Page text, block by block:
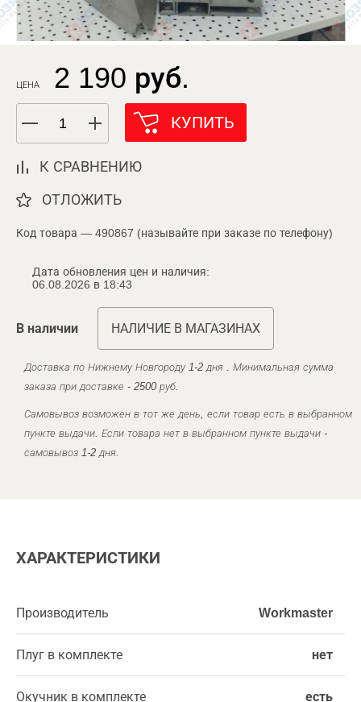
ЦЕНА 2 190 руб.
КУПИТЬ
К СРАВНЕНИЮ
ОТЛОЖИТЬ
Код товара — 490867 (называйте при заказе по телефону)
Дата обновления цен и наличия:
06.08.2026 в 18:43
В наличии НАЛИЧИЕ В МАГАЗИНАХ
Доставка по Нижнему Новгороду 1-2 дня . Минимальная сумма
заказа при доставке - 2500 руб.
Самовывоз возможен в тот же день, если товар есть в выбранном
пункте выдачи. Если товара нет в выбранном пункте выдачи -
самовывоз 1-2 дня.
ХАРАКТЕРИСТИКИ
Производитель Workmaster
Плуг в комплекте нет
Окучник в комплекте есть